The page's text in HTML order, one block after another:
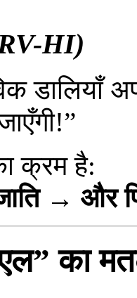
HI)
डालियाँ
क्रम है:
→ और
का